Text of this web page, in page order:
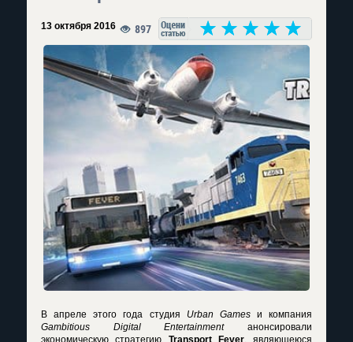
13 октября 2016 897
В апреле этого года студия Urban Gamesи компания
Gambitious Digital Entertainmentанонсировали
экономическую стратегию Transport Fever, являющеюся